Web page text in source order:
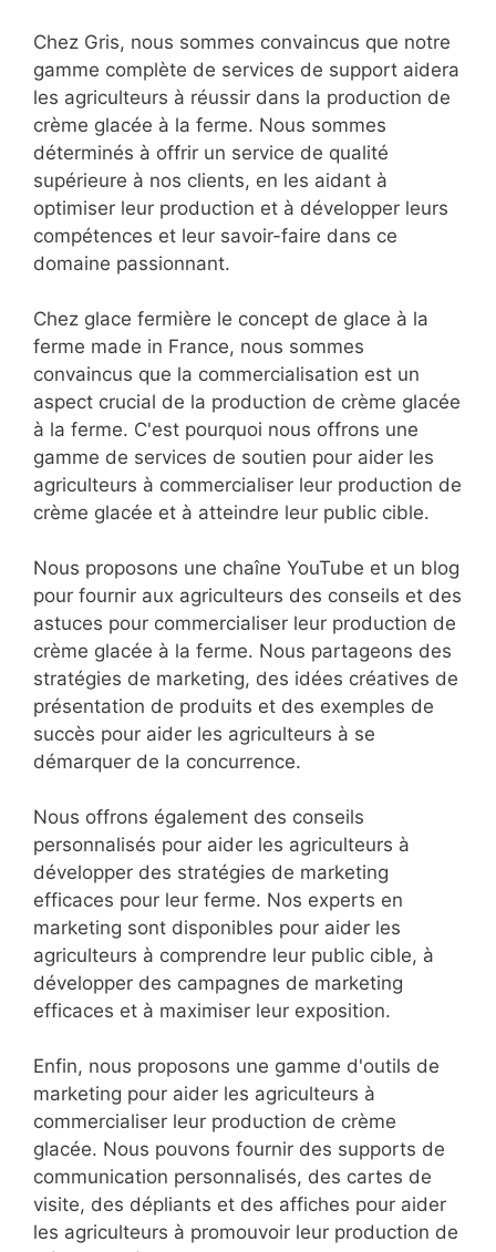
Chez Gris, nous sommes convaincus que notre
gamme complète de services de support aidera
les agriculteurs à réussir dans la production de
crème glacée à la ferme. Nous sommes
déterminés à offrir un service de qualité
supérieure à nos clients, en les aidant à
optimiser leur production et à développer leurs
compétences et leur savoir-faire dans ce
domaine passionnant.
Chez glace fermière le concept de glace à la
ferme made in France, nous sommes
convaincus que la commercialisation est un
aspect crucial de la production de crème glacée
à la ferme. C'est pourquoi nous offrons une
gamme de services de soutien pour aider les
agriculteurs à commercialiser leur production de
crème glacée et à atteindre leur public cible.
Nous proposons une chaîne YouTube et un blog
pour fournir aux agriculteurs des conseils et des
astuces pour commercialiser leur production de
crème glacée à la ferme. Nous partageons des
stratégies de marketing, des idées créatives de
présentation de produits et des exemples de
succès pour aider les agriculteurs à se
démarquer de la concurrence.
Nous offrons également des conseils
personnalisés pour aider les agriculteurs à
développer des stratégies de marketing
efficaces pour leur ferme. Nos experts en
marketing sont disponibles pour aider les
agriculteurs à comprendre leur public cible, à
développer des campagnes de marketing
efficaces et à maximiser leur exposition.
Enfin, nous proposons une gamme d'outils de
marketing pour aider les agriculteurs à
commercialiser leur production de crème
glacée. Nous pouvons fournir des supports de
communication personnalisés, des cartes de
visite, des dépliants et des affiches pour aider
les agriculteurs à promouvoir leur production de